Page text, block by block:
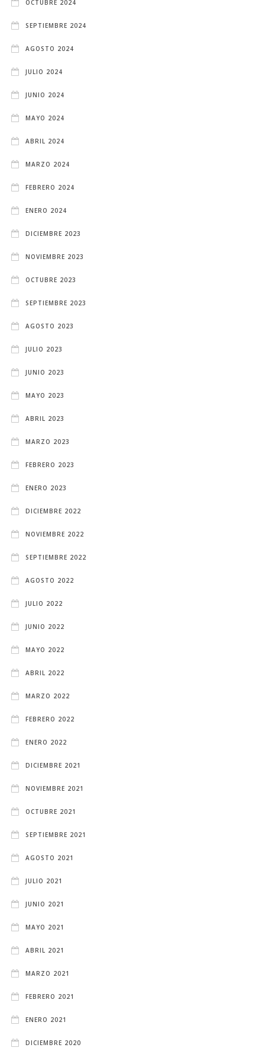
OCTUBRE 2024
SEPTIEMBRE 2024
AGOSTO 2024
JULIO 2024
JUNIO 2024
MAYO 2024
ABRIL 2024
MARZO 2024
FEBRERO 2024
ENERO 2024
DICIEMBRE 2023
NOVIEMBRE 2023
OCTUBRE 2023
SEPTIEMBRE 2023
AGOSTO 2023
JULIO 2023
JUNIO 2023
MAYO 2023
ABRIL 2023
MARZO 2023
FEBRERO 2023
ENERO 2023
DICIEMBRE 2022
NOVIEMBRE 2022
SEPTIEMBRE 2022
AGOSTO 2022
JULIO 2022
JUNIO 2022
MAYO 2022
ABRIL 2022
MARZO 2022
FEBRERO 2022
ENERO 2022
DICIEMBRE 2021
NOVIEMBRE 2021
OCTUBRE 2021
SEPTIEMBRE 2021
AGOSTO 2021
JULIO 2021
JUNIO 2021
MAYO 2021
ABRIL 2021
MARZO 2021
FEBRERO 2021
ENERO 2021
DICIEMBRE 2020